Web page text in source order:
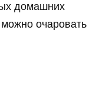
домашних
очаровать